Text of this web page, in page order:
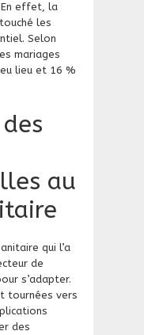
En effet, la
les
Selon
mariages
lieu et 16 %
au
qui l’a
de
s’adapter.
tournées vers
des